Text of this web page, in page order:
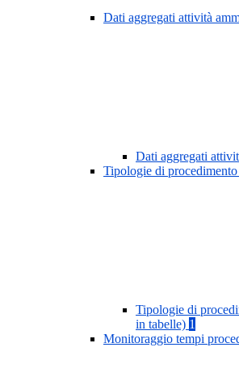
Dati aggregati attività
Dati aggregati
Tipologie di procedimento
Tipologie di
in tabelle) 1
Monitoraggio tempi